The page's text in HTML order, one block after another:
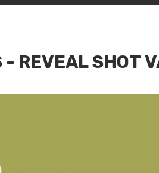
- REVEAL SHOT